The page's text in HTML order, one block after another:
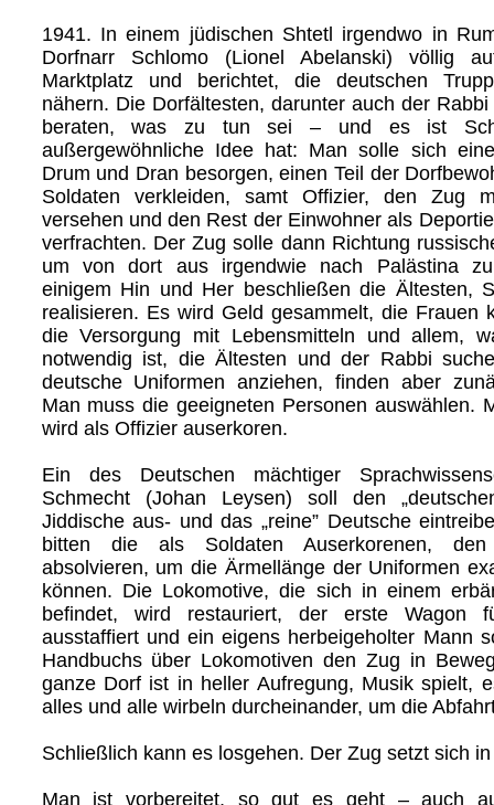
1941. In einem jüdischen Shtetl irgendwo in
Dorfnarr Schlomo (Lionel Abelanski) völlig
Marktplatz und berichtet, die deutschen
nähern. Die Dorfältesten, darunter auch der
beraten, was zu tun sei – und es ist
außergewöhnliche Idee hat: Man solle sich
Drum und Dran besorgen, einen Teil der
Soldaten verkleiden, samt Offizier, den Zug
versehen und den Rest der Einwohner als
verfrachten. Der Zug solle dann Richtung
um von dort aus irgendwie nach Palästina
einigem Hin und Her beschließen die Ältesten,
realisieren. Es wird Geld gesammelt, die Frauen
die Versorgung mit Lebensmitteln und allem,
notwendig ist, die Ältesten und der Rabbi
deutsche Uniformen anziehen, finden aber
Man muss die geeigneten Personen auswählen.
wird als Offizier auserkoren.
Ein des Deutschen mächtiger
Schmecht (Johan Leysen) soll den
Jiddische aus- und das „reine” Deutsche
bitten die als Soldaten Auserkorenen,
absolvieren, um die Ärmellänge der Uniformen
können. Die Lokomotive, die sich in einem
befindet, wird restauriert, der erste Wagon
ausstaffiert und ein eigens herbeigeholter Mann
Handbuchs über Lokomotiven den Zug in
ganze Dorf ist in heller Aufregung, Musik spielt,
alles und alle wirbeln durcheinander, um die
Schließlich kann es losgehen. Der Zug setzt sich
Man ist vorbereitet, so gut es geht – auch